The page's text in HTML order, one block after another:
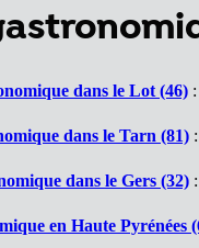
dans le Lot (46)
dans le Tarn (81)
dans le Gers (32)
en Haute Pyrénées